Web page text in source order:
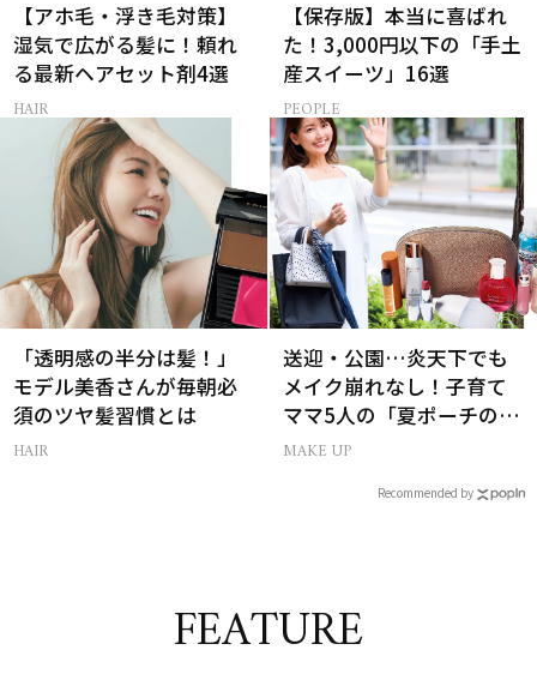
【アホ毛・浮き毛対策】
湿気で広がる髪に！頼れ
る最新ヘアセット剤4選
HAIR
【保存版】本当に喜ばれ
た！3,000円以下の「手土
産スイーツ」16選
PEOPLE
「透明感の半分は髪！」
モデル美香さんが毎朝必
須のツヤ髪習慣とは
HAIR
送迎・公園…炎天下でも
メイク崩れなし！子育て
ママ5人の「夏ポーチの中
身」
MAKE UP
Recommended by
FEATURE